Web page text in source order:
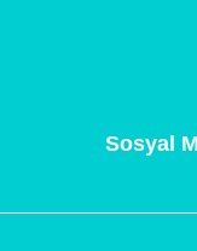
Sosyal